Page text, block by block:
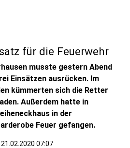
für die Feuerwehr
musste gestern Abend
Einsätzen ausrücken. Im
kümmerten sich die Retter
Außerdem hatte in
in der
Feuer gefangen.
07:07